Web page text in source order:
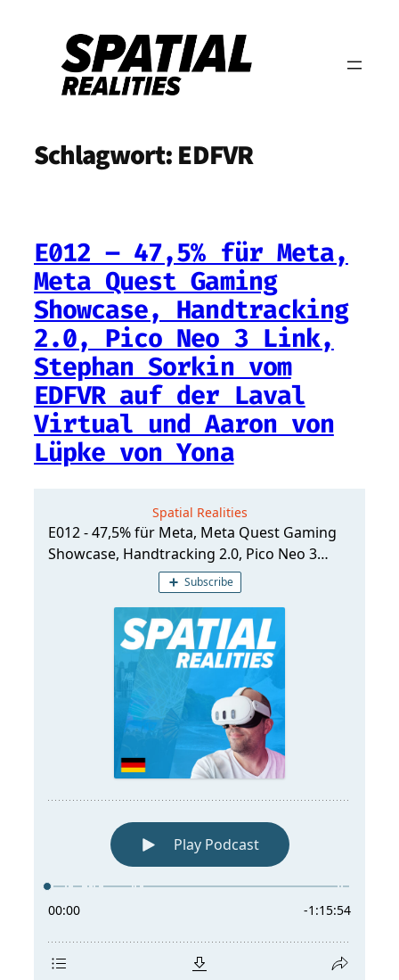
springen
Schlagwort:EDFVR
E012 – 47,5% für Meta,
Meta Quest Gaming
Showcase, Handtracking
2.0, Pico Neo 3 Link,
Stephan Sorkin vom
EDFVR auf der Laval
Virtual und Aaron von
Lüpke von Yona